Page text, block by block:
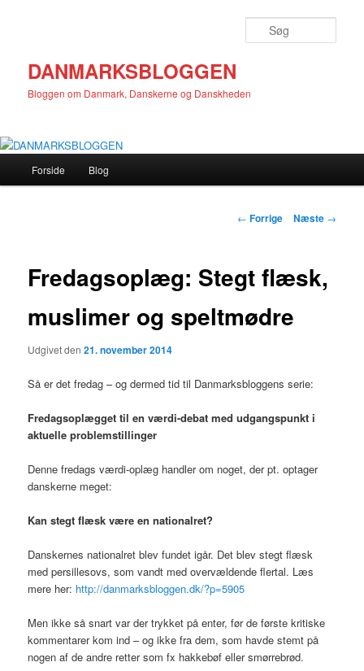
DANMARKSBLOGGEN
Bloggen om Danmark, Danskerne og Danskheden
Forside Blog
Indlægsnavigation
← Forrige Næste →
Fredagsoplæg: Stegt flæsk,
muslimer og speltmødre
Udgivet den21. november 2014
Så er det fredag – og dermed tid til Danmarksbloggens serie:
Fredagsoplægget til en værdi-debat med udgangspunkt i
aktuelle problemstillinger
Denne fredags værdi-oplæg handler om noget, der pt. optager
danskerne meget:
Kan stegt flæsk være en nationalret?
Danskernes nationalret blev fundet igår. Det blev stegt flæsk
med persillesovs, som vandt med overvældende flertal. Læs
mere her: http://danmarksbloggen.dk/?p=5905
Men ikke så snart var der trykket på enter, før de første kritiske
kommentarer kom ind – og ikke fra dem, som havde stemt på
nogen af de andre retter som fx hakkebøf eller smørrebrød.